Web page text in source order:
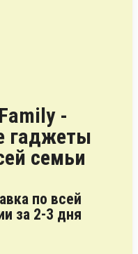
-
гаджеты
семьи
по всей
за 2-3 дня